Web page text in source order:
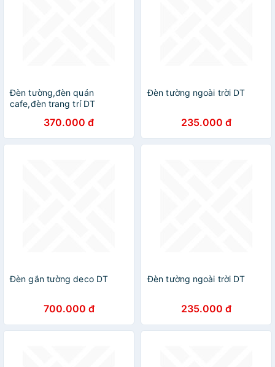
Đèn tường,đèn quán
cafe,đèn trang trí DT
370.000 đ
Đèn tường ngoài trời DT
235.000 đ
Đèn gắn tường deco DT
700.000 đ
Đèn tường ngoài trời DT
235.000 đ